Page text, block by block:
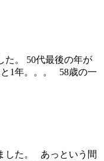
た。 50代最後の年が
1年。。。 58歳の一
した。 あっという間